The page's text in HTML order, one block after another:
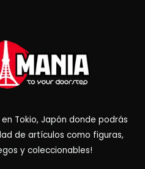
Tokio, Japón donde podrás
de artículos como figuras,
y coleccionables!